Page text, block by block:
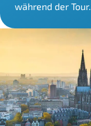
während der Tour.